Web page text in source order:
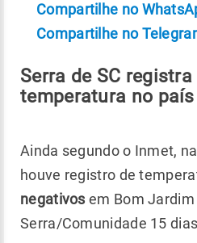
Compartilhe no
Compartilhe no
Serra de SC
temperatura no
Ainda segundo o Inmet,
houve registro de
negativos em Bom Jardim
Serra/Comunidade 15